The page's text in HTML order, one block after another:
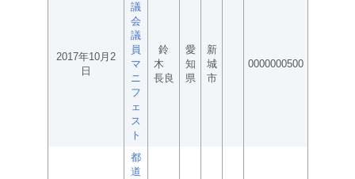
2017年10月2
日
議
会
議
員
マ
ニ
フ
ェ
ス
ト
鈴
木
長良
愛
知
県
新
城
市
0000000500
都
道